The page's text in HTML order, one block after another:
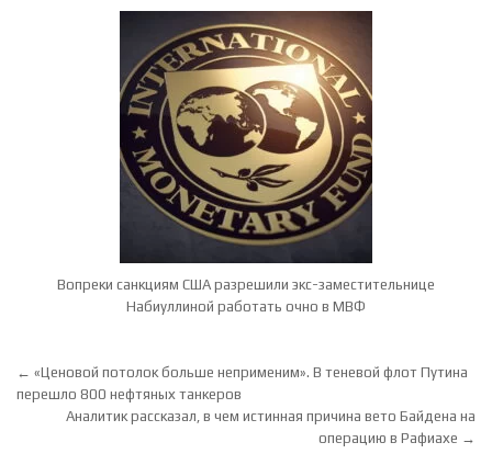
Вопреки санкциям США разрешили экс-заместительнице
Набиуллиной работать очно в МВФ
Навигация по записям
← «Ценовой потолок больше неприменим». В теневой флот Путина
перешло 800 нефтяных танкеров
Аналитик рассказал, в чем истинная причина вето Байдена на
операцию в Рафиахе →